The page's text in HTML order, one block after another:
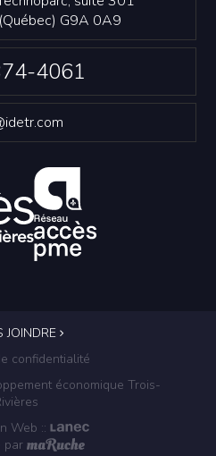
G9A 0A9
4061
JOINDRE
confidentialité
économique Trois-
Web ::
par